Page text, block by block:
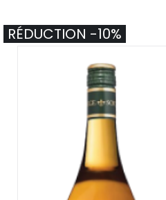
RÉDUCTION -10%